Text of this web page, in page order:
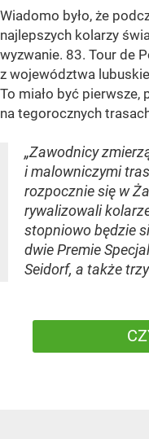
Wiadomo było, że
najlepszych kolarzy
wyzwanie. 83. Tour de
z województwa
To miało być pierwsze,
na tegorocznych
„Zawodnicy
i malowniczymi
rozpocznie się w
rywalizowali
stopniowo będzie
dwie Premie
Seidorf, a także